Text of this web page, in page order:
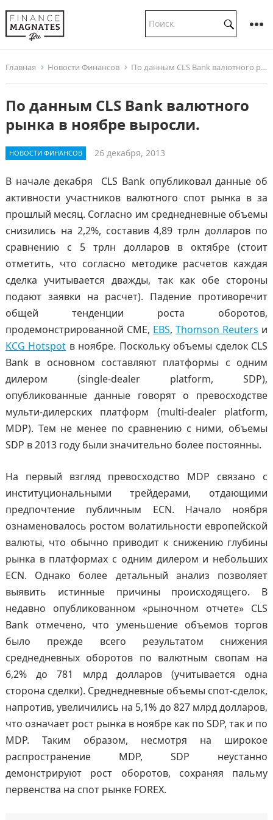
Главная Новости Финансов По данным CLS Bank валютного рынка в ноябре выросли.
По данным CLS Bank валютного
рынка в ноябре выросли.
НОВОСТИ ФИНАНСОВ 26 декабря, 2013
В начале декабря CLS Bank опубликовал данные об
активности участников валютного спот рынка в за
прошлый месяц. Согласно им среднедневные объемы
снизились на 2,2%, составив 4,89 трлн долларов по
сравнению с 5 трлн долларов в октябре (стоит
отметить, что согласно методике расчетов каждая
сделка учитывается дважды, так как обе стороны
подают заявки на расчет). Падение противоречит
общей тенденции роста оборотов,
продемонстрированной CME, EBS,Thomson Reuters и
KCG Hotspot в ноябре. Поскольку объемы сделок CLS
Bank в основном составляют платформы с одним
дилером (single-dealer platform, SDP),
опубликованные данные говорят о превосходстве
мульти-дилерских платформ (multi-dealer platform,
MDP). Тем не менее по сравнению с ними, объемы
SDP в 2013 году были значительно более постоянны.
На первый взгляд превосходство MDP связано с
институциональными трейдерами, отдающими
предпочтение публичным ECN. Начало ноября
ознаменовалось ростом волатильности европейской
валюты, что обычно приводит к снижению глубины
рынка в платформах с одним дилером и небольших
ECN. Однако более детальный анализ позволяет
выявить истинные причины происходящего. В
недавно опубликованном «рыночном отчете» CLS
Bank отмечено, что уменьшение объемов торгов
было прежде всего результатом снижения
среднедневных оборотов по валютным свопам на
6,2% до 781 млрд долларов (учитывается одна
сторона сделки). Среднедневные объемы спот-сделок,
напротив, увеличились на 5,1% до 827 млрд долларов,
что означает рост рынка в ноябре как по SDP, так и по
MDP. Таким образом, несмотря на широкое
распространение MDP, SDP неустанно
демонстрируют рост оборотов, сохраняя пальму
первенства на спот рынке FOREX.